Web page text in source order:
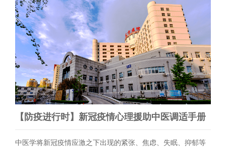
【防疫进行时】新冠疫情心理援助中医调适手册
中医学将新冠疫情应激之下出现的紧张、焦虑、失眠、抑郁等